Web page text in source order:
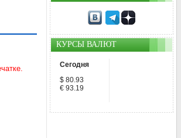
КУРСЫ ВАЛЮТ
Сегодня
$ 80.93
€ 93.19